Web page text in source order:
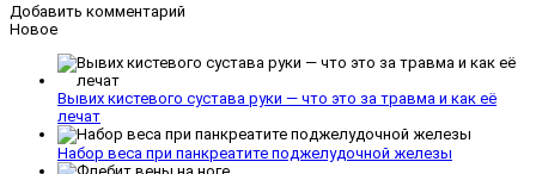
Добавить комментарий
Новое
Вывих кистевого сустава руки — что это за травма и как её
лечат
Набор веса при панкреатите поджелудочной железы